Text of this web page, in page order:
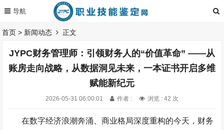
首页 > 新闻动态 正文
JYPC财务管理师：引领财务人的“价值革命” ——从
账房走向战略，从数据洞见未来，一本证书开启多维
赋能新纪元
2026-05-31 06:00:01 作者 : 浏览 : 42 次
在数字经济浪潮奔涌、商业格局深度重构的今天，财务